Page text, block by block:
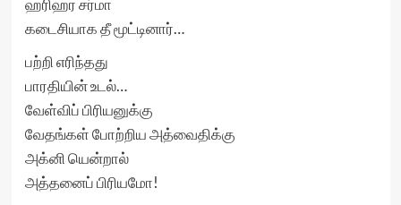
ஹரிஹர சர்மா
கடைசியாக தீ மூட்டினார்…
பற்றி எரிந்தது
பாரதியின் உடல்…
வேள்விப் பிரியனுக்கு
வேதங்கள் போற்றிய அத்வைதிக்கு
அக்னி யென்றால்
அத்தனைப் பிரியமோ!